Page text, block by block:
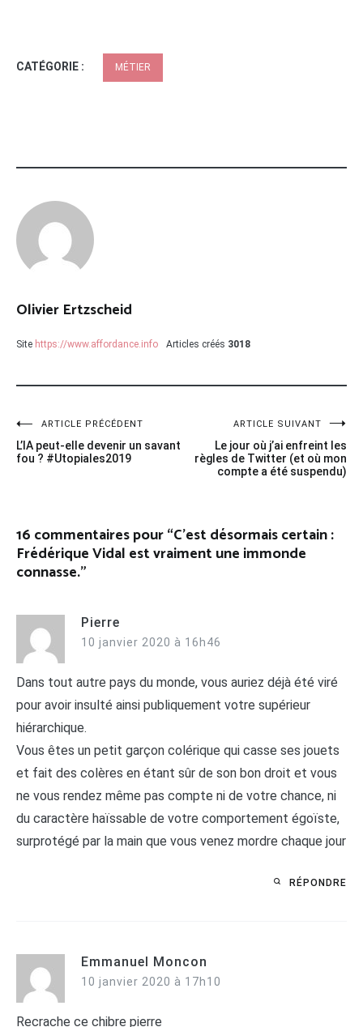
CATÉGORIE : MÉTIER
Olivier Ertzscheid
Site https://www.affordance.info Articles créés 3018
Navigation
de
ARTICLE PRÉCÉDENT
L’IA peut-elle devenir un savant
fou ? #Utopiales2019
ARTICLE SUIVANT
Le jour où j’ai enfreint les
règles de Twitter (et où mon
compte a été suspendu)
16 commentaires pour “C’est désormais certain :
Frédérique Vidal est vraiment une immonde
connasse.”
Pierre
10 janvier 2020 à 16h46
Dans tout autre pays du monde, vous auriez déjà été viré
pour avoir insulté ainsi publiquement votre supérieur
hiérarchique.
Vous êtes un petit garçon colérique qui casse ses jouets
et fait des colères en étant sûr de son bon droit et vous
ne vous rendez même pas compte ni de votre chance, ni
du caractère haïssable de votre comportement égoïste,
surprotégé par la main que vous venez mordre chaque jour
RÉPONDRE
Emmanuel Moncon
10 janvier 2020 à 17h10
Recrache ce chibre pierre